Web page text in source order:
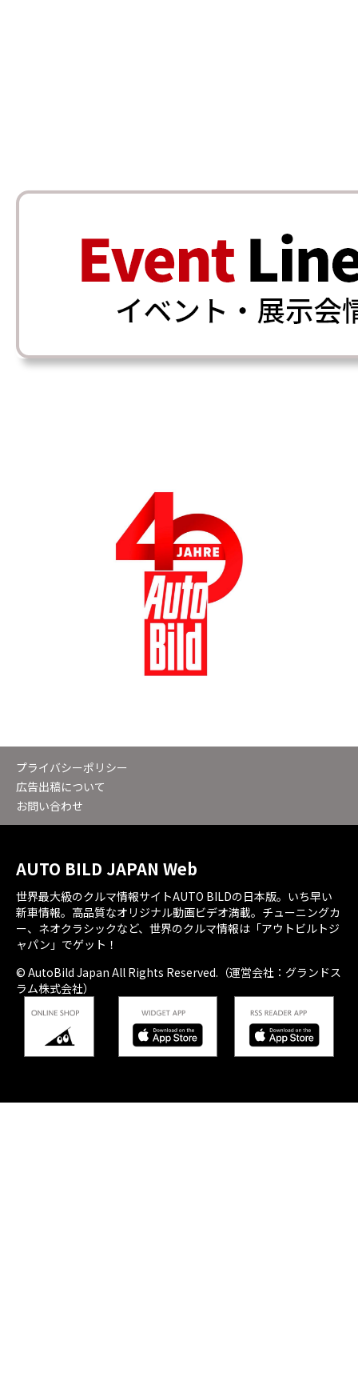
プライバシーポリシー
広告出稿について
お問い合わせ
AUTO BILD JAPAN Web
世界最大級のクルマ情報サイトAUTO BILDの日本版。いち早い
新車情報。高品質なオリジナル動画ビデオ満載。チューニングカ
ー、ネオクラシックなど、世界のクルマ情報は「アウトビルトジ
ャパン」でゲット！
© AutoBild Japan All Rights Reserved.（運営会社：グランドス
ラム株式会社）